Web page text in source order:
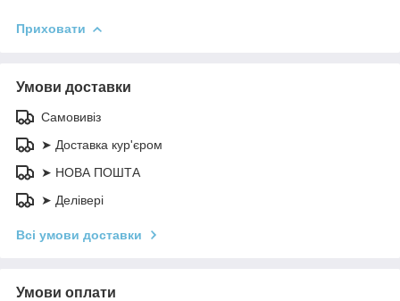
Приховати
Умови доставки
Самовивіз
➤ Доставка кур'єром
➤ НОВА ПОШТА
➤ Делівері
Всі умови доставки
Умови оплати